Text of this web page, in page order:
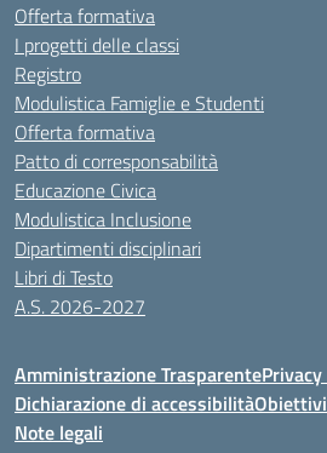
Offerta formativa
I progetti delle classi
Registro
Modulistica Famiglie e Studenti
Offerta formativa
Patto di corresponsabilità
Educazione Civica
Modulistica Inclusione
Dipartimenti disciplinari
Libri di Testo
A.S. 2026-2027
Amministrazione Trasparente
Dichiarazione di accessibilità
Note legali